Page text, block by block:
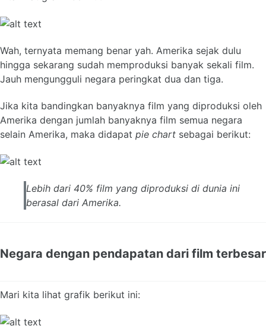
Wah, ternyata memang benar yah. Amerika sejak dulu
hingga sekarang sudah memproduksi banyak sekali film.
Jauh mengungguli negara peringkat dua dan tiga.
Jika kita bandingkan banyaknya film yang diproduksi oleh
Amerika dengan jumlah banyaknya film semua negara
selain Amerika, maka didapat pie chart sebagai berikut:
Lebih dari 40% film yang diproduksi di dunia ini
berasal dari Amerika.
Negara dengan pendapatan dari film terbesar
Mari kita lihat grafik berikut ini: